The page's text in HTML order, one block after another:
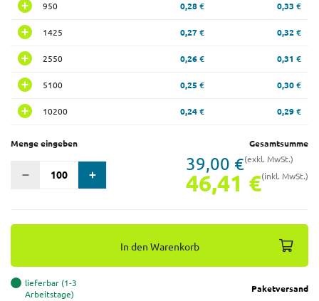
950 0,28 € 0,33 €
1425 0,27 € 0,32 €
2550 0,26 € 0,31 €
5100 0,25 € 0,30 €
10200 0,24 € 0,29 €
Menge eingeben Gesamtsumme
39,00 €(exkl. MwSt.)
46,41 €(inkl. MwSt.)
In den Warenkorb
lieferbar (1-3
Arbeitstage)
Paketversand